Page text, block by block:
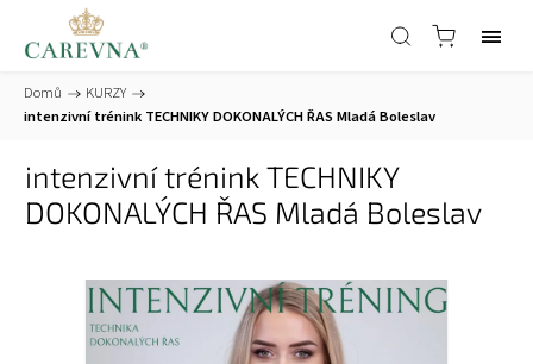
Domů / KURZY /
intenzivní trénink TECHNIKY DOKONALÝCH ŘAS Mladá Boleslav
intenzivní trénink TECHNIKY
DOKONALÝCH ŘAS Mladá Boleslav